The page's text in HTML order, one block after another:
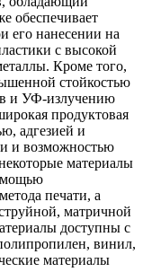
обеспечивает
его нанесении на
с высокой
Кроме того,
стойкостью
и УФ-излучению
продуктовая
адгезией и
и возможностью
материалы
печати, а
матричной
доступны с
винил,
материалы